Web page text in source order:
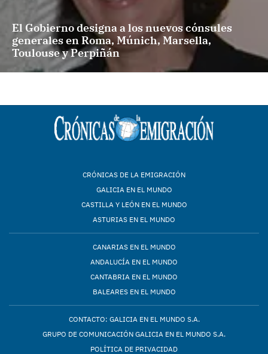
El Gobierno designa a los nuevos cónsules
generales en Roma, Múnich, Marsella,
Toulouse y Perpiñán
CRÓNICAS DE LA EMIGRACIÓN
GALICIA EN EL MUNDO
CASTILLA Y LEÓN EN EL MUNDO
ASTURIAS EN EL MUNDO
CANARIAS EN EL MUNDO
ANDALUCÍA EN EL MUNDO
CANTABRIA EN EL MUNDO
BALEARES EN EL MUNDO
CONTACTO: GALICIA EN EL MUNDO S.A.
GRUPO DE COMUNICACIÓN GALICIA EN EL MUNDO S.A.
POLÍTICA DE PRIVACIDAD